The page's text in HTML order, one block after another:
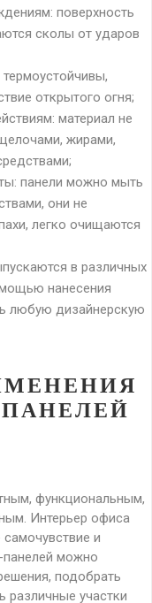
поверхность
сколы от ударов
открытого огня;
материал не
жирами,
панели можно мыть
они не
легко очищаются
в различных
нанесения
любую дизайнерскую
функциональным,
Интерьер офиса
и
можно
подобрать
различные участки